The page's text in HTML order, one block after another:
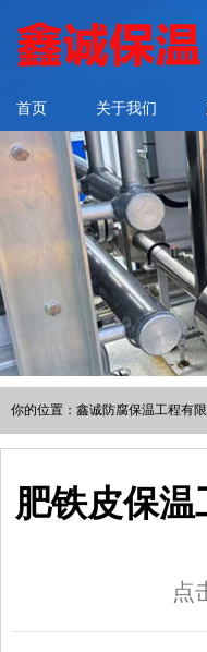
首页 关于我们
你的位置： 鑫诚防腐保温工程有
肥铁皮保
点